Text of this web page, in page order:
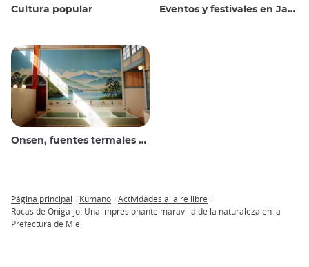
Cultura popular Eventos y festivales en Japón
Onsen, fuentes termales y baños públicos
Breadcrumb
Página principal Kumano
Actividades al aire libre
Rocas de Oniga-jo: Una impresionante maravilla de la naturaleza en la
Prefectura de Mie